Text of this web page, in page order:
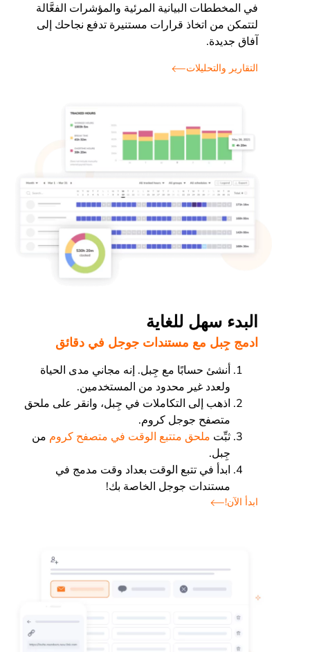
في المخططات البيانية المرئية والمؤشرات الفعَّالة
لتتمكن من اتخاذ قرارات مستنيرة تدفع نجاحك إلى
آفاق جديدة.
التقارير والتحليلات
البدء سهل للغاية
ادمج جِبل مع مستندات جوجل في دقائق
أنشئ حسابًا مع جِبل. إنه مجاني مدى الحياة
ولعدد غير محدود من المستخدمين.
اذهب إلى التكاملات في جِبل، وانقر على ملحق
متصفح جوجل كروم.
ثبِّت ملحق متتبع الوقت في متصفح كروم من
جِبل.
ابدأ في تتبع الوقت بعداد وقت مدمج في
مستندات جوجل الخاصة بك!
ابدأ الآن!